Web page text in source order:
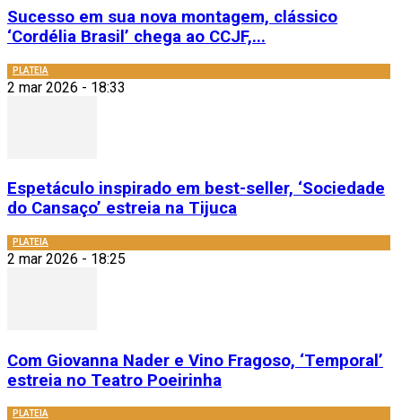
Sucesso em sua nova montagem, clássico
‘Cordélia Brasil’ chega ao CCJF,...
PLATEIA
2 mar 2026 - 18:33
Espetáculo inspirado em best-seller, ‘Sociedade
do Cansaço’ estreia na Tijuca
PLATEIA
2 mar 2026 - 18:25
Com Giovanna Nader e Vino Fragoso, ‘Temporal’
estreia no Teatro Poeirinha
PLATEIA